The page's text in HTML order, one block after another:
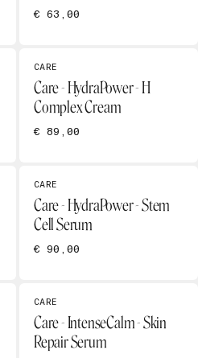
€ 63,00
CARE
Care - HydraPower - H
Complex Cream
€ 89,00
CARE
Care - HydraPower - Stem
Cell Serum
€ 90,00
CARE
Care - IntenseCalm - Skin
Repair Serum